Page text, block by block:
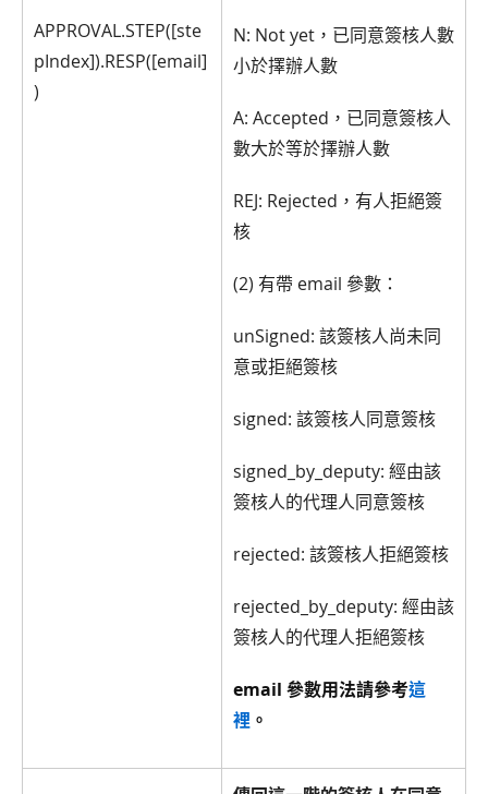
APPROVAL.STEP([ste
pIndex]).RESP([email]
)
N: Not yet，已同意簽核人數
小於擇辦人數
A: Accepted，已同意簽核人
數大於等於擇辦人數
REJ: Rejected，有人拒絕簽
核
(2) 有帶 email 參數：
unSigned: 該簽核人尚未同
意或拒絕簽核
signed: 該簽核人同意簽核
signed_by_deputy: 經由該
簽核人的代理人同意簽核
rejected: 該簽核人拒絕簽核
rejected_by_deputy: 經由該
簽核人的代理人拒絕簽核
email 參數用法請參考這
裡 。